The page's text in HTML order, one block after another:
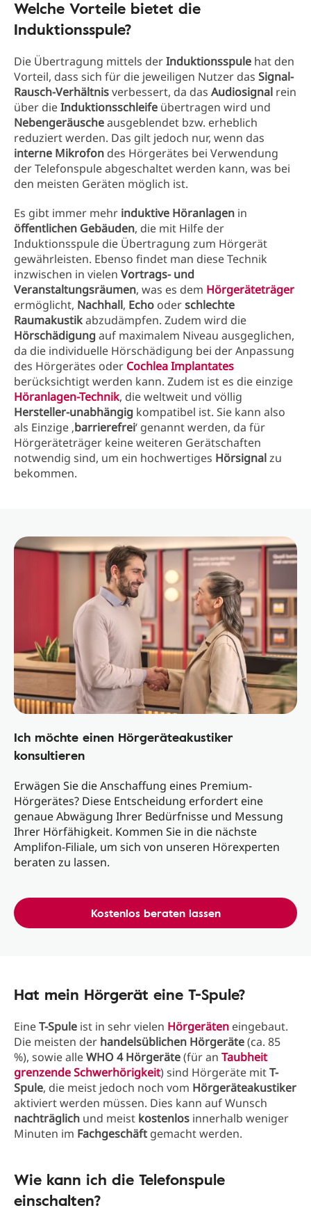
Welche Vorteile bietet die
Induktionsspule?
Die Übertragung mittels derInduktionsspule hat den
Vorteil, dass sich für die jeweiligen Nutzer das Signal-
Rausch-Verhältnisverbessert, da das Audiosignal rein
über dieInduktionsschleife übertragen wird und
Nebengeräuscheausgeblendet bzw. erheblich
reduziert werden. Das gilt jedoch nur, wenn das
interne Mikrofon des Hörgerätes bei Verwendung
der Telefonspule abgeschaltet werden kann, was bei
den meisten Geräten möglich ist.
Es gibt immer mehr induktive Höranlagen in
öffentlichen Gebäuden, die mit Hilfe der
Induktionsspule die Übertragung zum Hörgerät
gewährleisten. Ebenso findet man diese Technik
inzwischen in vielen Vortrags- und
Veranstaltungsräumen, was es dem Hörgeräteträger
ermöglicht, Nachhall, Echo oderschlechte
Raumakustikabzudämpfen. Zudem wird die
Hörschädigungauf maximalem Niveau ausgeglichen,
da die individuelle Hörschädigung bei der Anpassung
des Hörgerätes oder Cochlea Implantates
berücksichtigt werden kann. Zudem ist es die einzige
Höranlagen-Technik, die weltweit und völlig
Hersteller-unabhängig kompatibel ist. Sie kann also
als Einzige ‚barrierefrei‘ genannt werden, da für
Hörgeräteträger keine weiteren Gerätschaften
notwendig sind, um ein hochwertiges Hörsignalzu
bekommen.
Ich möchte einen Hörgeräteakustiker
konsultieren
Erwägen Sie die Anschaffung eines Premium-
Hörgerätes? Diese Entscheidung erfordert eine
genaue Abwägung Ihrer Bedürfnisse und Messung
Ihrer Hörfähigkeit. Kommen Sie in die nächste
Amplifon-Filiale, um sich von unseren Hörexperten
beraten zu lassen.
Kostenlos beraten lassen
Hat mein Hörgerät eine T-Spule?
EineT-Spule ist in sehr vielen Hörgeräten eingebaut.
Die meisten der handelsüblichen Hörgeräte(ca. 85
%), sowie alleWHO 4 Hörgeräte(für an Taubheit
grenzende Schwerhörigkeit) sind Hörgeräte mitT-
Spule, die meist jedoch noch vom Hörgeräteakustiker
aktiviert werden müssen. Dies kann auf Wunsch
nachträglich und meist kostenlos innerhalb weniger
Minuten im Fachgeschäft gemacht werden.
Wie kann ich die Telefonspule
einschalten?